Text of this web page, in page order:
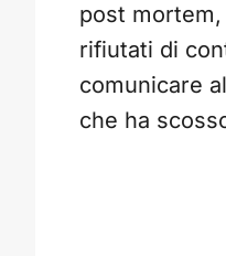
post
rifiutati di
comunicare
che ha